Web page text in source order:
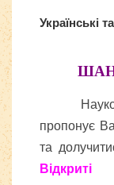
Українські
пропонує
та